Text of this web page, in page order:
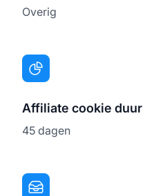
Overig
Affiliate cookie duur
45 dagen